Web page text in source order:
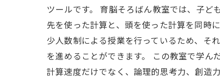
ツールです。 育脳そろばん教室では、子
先を使った計算と、頭を使った計算を同時
少人数制による授業を行っているため、そ
を進めることができます。 この教室で学ん
計算速度だけでなく、論理的思考力、創造